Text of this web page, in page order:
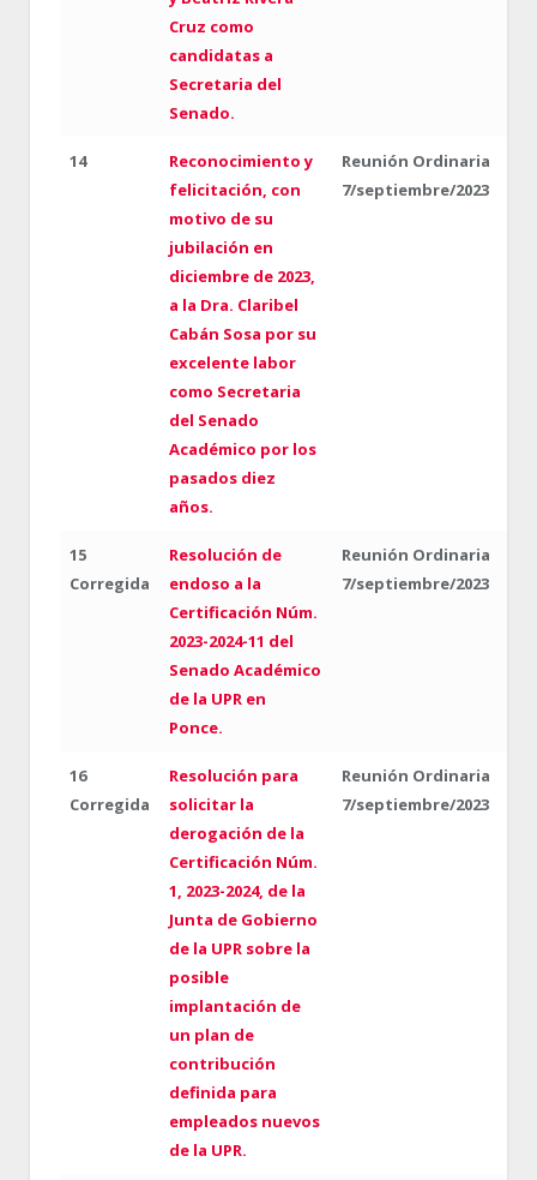
Cruz como
candidatas a
Secretaria del
Senado.
14
Reconocimiento y
felicitación, con
motivo de su
jubilación en
diciembre de 2023,
a la Dra. Claribel
Cabán Sosa por su
excelente labor
como Secretaria
del Senado
Académico por los
pasados diez
años.
Reunión Ordinaria
7/septiembre/2023
15
Corregida
Resolución de
endoso a la
Certificación Núm.
2023-2024-11 del
Senado Académico
de la UPR en
Ponce.
Reunión Ordinaria
7/septiembre/2023
16
Corregida
Resolución para
solicitar la
derogación de la
Certificación Núm.
1, 2023-2024, de la
Junta de Gobierno
de la UPR sobre la
posible
implantación de
un plan de
contribución
definida para
empleados nuevos
de la UPR.
Reunión Ordinaria
7/septiembre/2023